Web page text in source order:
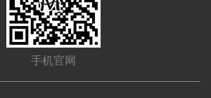
手机官网